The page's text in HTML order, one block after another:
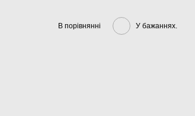
В порівнянні У бажаннях.